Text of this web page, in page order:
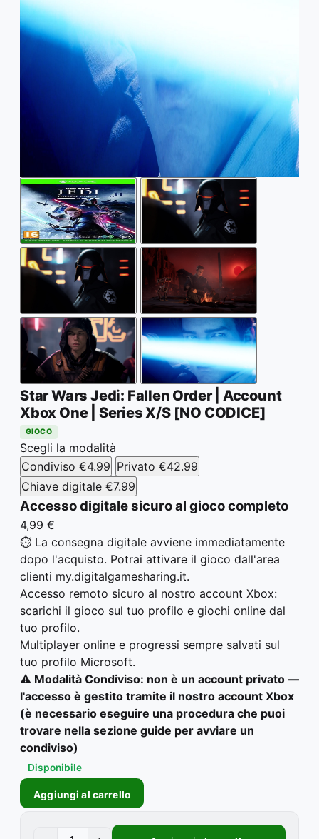
Star Wars Jedi: Fallen Order | Account
Xbox One | Series X/S [NO CODICE]
GIOCO
Scegli la modalità
Condiviso €4.99 Privato €42.99
Chiave digitale €7.99
Accesso digitale sicuro al gioco completo
4,99 €
⏱️ La consegna digitale avviene immediatamente
dopo l'acquisto. Potrai attivare il gioco dall'area
clienti my.digitalgamesharing.it.
Accesso remoto sicuro al nostro account Xbox:
scarichi il gioco sul tuo profilo e giochi online dal
tuo profilo.
Multiplayer online e progressi sempre salvati sul
tuo profilo Microsoft.
⚠️ Modalità Condiviso: non è un account privato —
l'accesso è gestito tramite il nostro account Xbox
(è necessario eseguire una procedura che puoi
trovare nella sezione guide per avviare un
condiviso)
Disponibile
Aggiungi al carrello